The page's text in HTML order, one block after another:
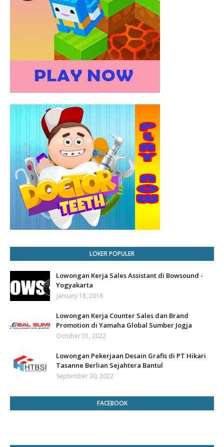
LOKER POPULER
Lowongan Kerja Sales Assistant di Bowsound -
Yogyakarta
January 18, 2018
Lowongan Kerja Counter Sales dan Brand
Promotion di Yamaha Global Sumber Jogja
October 01, 2022
Lowongan Pekerjaan Desain Grafis di PT Hikari
Tasanne Berlian Sejahtera Bantul
September 30, 2022
FACEBOOK